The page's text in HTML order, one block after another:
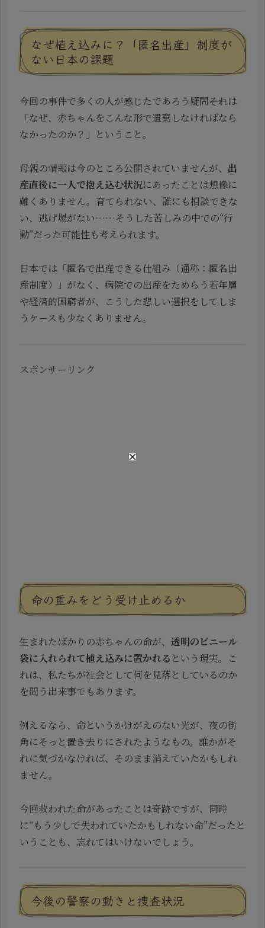
なぜ植え込みに？「匿名出産」制度が
ない日本の課題
今回の事件で多くの人が感じたであろう疑問――それは
「なぜ、赤ちゃんをこんな形で遺棄しなければなら
なかったのか？」ということ。
母親の情報は今のところ公開されていませんが、 出
産直後に一人で抱え込む状況にあったことは想像に
難くありません。育てられない、誰にも相談できな
い、逃げ場がない……そうした苦しみの中での“行
動”だった可能性も考えられます。
日本では「匿名で出産できる仕組み（通称：匿名出
産制度）」がなく、病院での出産をためらう若年層
や経済的困窮者が、こうした悲しい選択をしてしま
うケースも少なくありません。
スポンサーリンク
命の重みをどう受け止めるか
生まれたばかりの赤ちゃんの命が、 透明のビニール
袋に入れられて植え込みに置かれる という現実。こ
れは、私たちが社会として何を見落としているのか
を問う出来事でもあります。
例えるなら、命というかけがえのない光が、夜の街
角にそっと置き去りにされたようなもの。誰かがそ
れに気づかなければ、そのまま消えていたかもしれ
ません。
今回救われた命があったことは奇跡ですが、同時
に“もう少しで失われていたかもしれない命”だったと
いうことも、忘れてはいけないでしょう。
今後の警察の動きと捜査状況